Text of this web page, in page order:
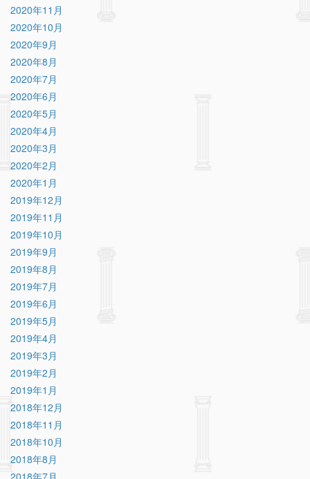
2020年11月
2020年10月
2020年9月
2020年8月
2020年7月
2020年6月
2020年5月
2020年4月
2020年3月
2020年2月
2020年1月
2019年12月
2019年11月
2019年10月
2019年9月
2019年8月
2019年7月
2019年6月
2019年5月
2019年4月
2019年3月
2019年2月
2019年1月
2018年12月
2018年11月
2018年10月
2018年8月
2018年7月